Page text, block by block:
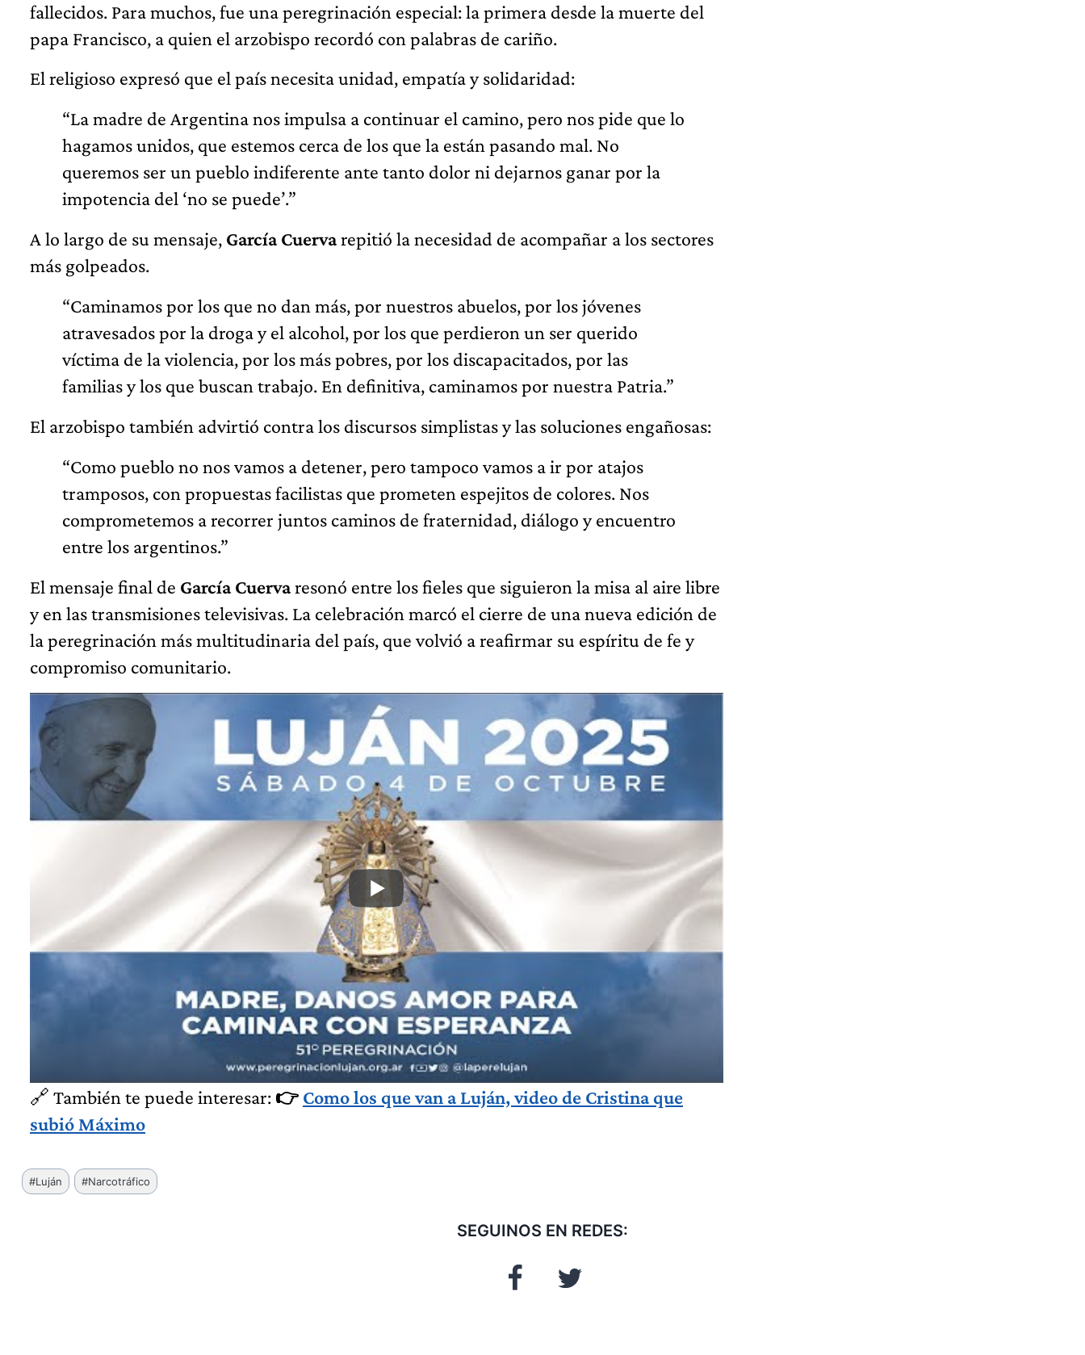
fallecidos. Para muchos, fue una peregrinación especial: la primera desde la muerte del
papa Francisco, a quien el arzobispo recordó con palabras de cariño.
El religioso expresó que el país necesita unidad, empatía y solidaridad:
“La madre de Argentina nos impulsa a continuar el camino, pero nos pide que lo
hagamos unidos, que estemos cerca de los que la están pasando mal. No
queremos ser un pueblo indiferente ante tanto dolor ni dejarnos ganar por la
impotencia del ‘no se puede’.”
A lo largo de su mensaje, García Cuervarepitió la necesidad de acompañar a los sectores
más golpeados.
“Caminamos por los que no dan más, por nuestros abuelos, por los jóvenes
atravesados por la droga y el alcohol, por los que perdieron un ser querido
víctima de la violencia, por los más pobres, por los discapacitados, por las
familias y los que buscan trabajo. En definitiva, caminamos por nuestra Patria.”
El arzobispo también advirtió contra los discursos simplistas y las soluciones engañosas:
“Como pueblo no nos vamos a detener, pero tampoco vamos a ir por atajos
tramposos, con propuestas facilistas que prometen espejitos de colores. Nos
comprometemos a recorrer juntos caminos de fraternidad, diálogo y encuentro
entre los argentinos.”
El mensaje final de García Cuervaresonó entre los fieles que siguieron la misa al aire libre
y en las transmisiones televisivas. La celebración marcó el cierre de una nueva edición de
la peregrinación más multitudinaria del país, que volvió a reafirmar su espíritu de fe y
compromiso comunitario.
🔗 También te puede interesar: 👉 Como los que van a Luján, video de Cristina que
subió Máximo
Etiquetas
de
#Luján #Narcotráfico
SEGUINOS EN REDES: